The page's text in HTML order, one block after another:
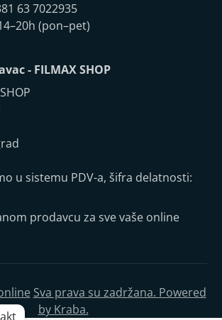
63 7022935
(pon–pet)
- FILMAX SHOP
u sistemu PDV-a, šifra delatnosti:
prodavcu za sve vaše online
Sva prava su zadržana. Powered
by Kraba.